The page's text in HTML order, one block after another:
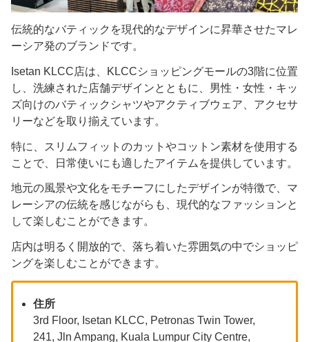
伝統的なバティックを現代的なデザインに昇華させたマレ
ーシア発のブランドです。
Isetan KLCC店は、KLCCショッピングモールの3階に位置
し、洗練された店舗デザインとともに、男性・女性・キッ
ズ向けのバティックシャツやアクティブウェア、アクセサ
リーなどを取り揃えています。
特に、スリムフィットのカットやコットン素材を使用する
ことで、日常使いにも適したアイテムを提供しています。
地元の風景や文化をモチーフにしたデザインが特徴で、マ
レーシアの伝統を感じながらも、現代的なファッションと
して楽しむことができます。
店内は明るく開放的で、落ち着いた雰囲気の中でショッピ
ングを楽しむことができます。
住所
3rd Floor, Isetan KLCC, Petronas Twin Tower,
241, Jln Ampang, Kuala Lumpur City Centre,